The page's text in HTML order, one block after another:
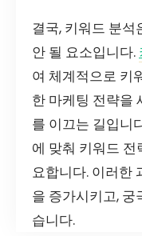
결국, 키워드 분
안 될 요소입니다.
여 체계적으로 키
한 마케팅 전략을
를 이끄는 길입니
에 맞춰 키워드
요합니다. 이러한
을 증가시키고, 궁
습니다.